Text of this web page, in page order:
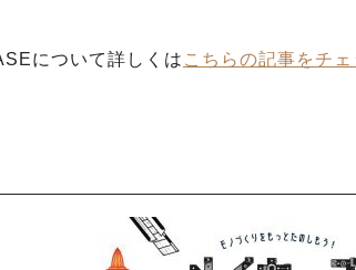
について詳しくは こちらの記事をチェ